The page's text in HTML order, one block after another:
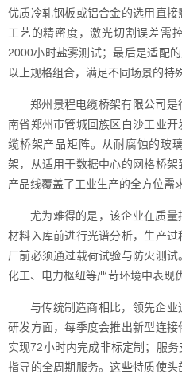
优质冷轧钢板或铝合金的选用直
工艺的精密度，激光切割误差需
2000小时盐雾测试；最后是适配
以上规格组合，满足不同场景的特
郑州景程电缆桥架有限公司
南省郑州市管城回族区白沙工业
缆桥架产品矩阵。从耐腐蚀的玻
架，从适用于数据中心的网格桥
产品线覆盖了工业生产的全方位需
尤为难得的是，该企业在质
材料入库前进行光谱分析，生产
厂前必须通过载荷试验与防火测
化工、电力枢纽等严苛环境中表现
与传统制造商相比，领先企
研发方面，每季度会推出新型连
实现72小时内完成非标定制；服
指导的全周期服务。这些特质使